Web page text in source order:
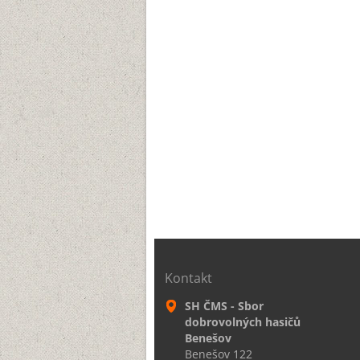
Kontakt
SH ČMS - Sbor
dobrovolných hasičů
Benešov
Benešov 122